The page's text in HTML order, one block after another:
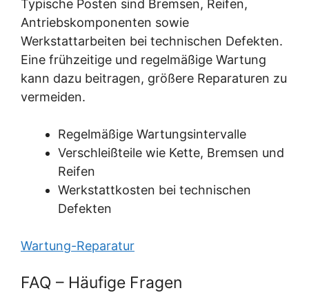
Typische Posten sind Bremsen, Reifen,
Antriebskomponenten sowie
Werkstattarbeiten bei technischen Defekten.
Eine frühzeitige und regelmäßige Wartung
kann dazu beitragen, größere Reparaturen zu
vermeiden.
Regelmäßige Wartungsintervalle
Verschleißteile wie Kette, Bremsen und
Reifen
Werkstattkosten bei technischen
Defekten
Wartung-Reparatur
FAQ – Häufige Fragen